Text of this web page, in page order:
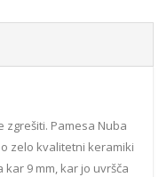
zgrešiti. Pamesa Nuba
zelo kvalitetni keramiki
9 mm, kar jo uvršča